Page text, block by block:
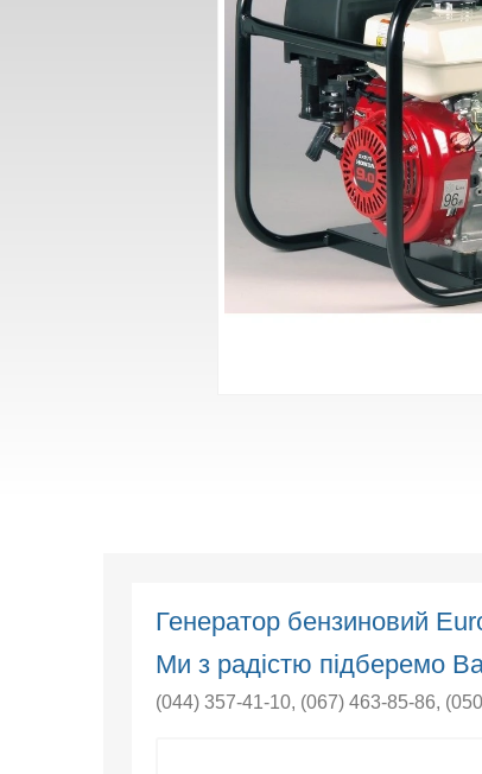
Генератор бензиновий
Ми з радістю підберемо
(044) 357-41-10, (067) 463-85-86,